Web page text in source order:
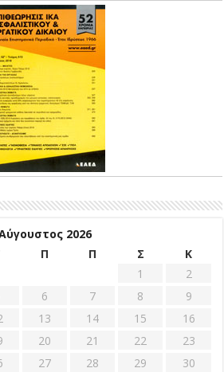
2026
Π Π Σ
Κ
1
2
6 7 8
9
13 14 15
16
20 21 22
23
27 28 29
30